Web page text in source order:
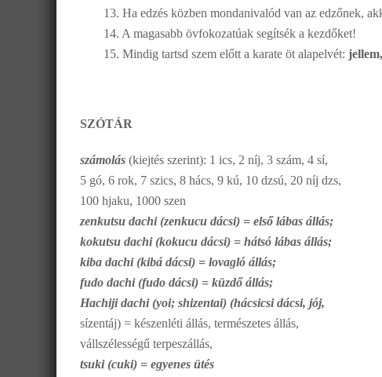
13. Ha edzés közben mondanivalód van az edzőnek,
14. A magasabb övfokozatúak segítsék a kezdőket!
15. Mindig tartsd szem előtt a karate öt alapelvét:
SZÓTÁR
számolás (kiejtés szerint): 1 ics, 2 níj, 3 szám, 4 sí,
5 gó, 6 rok, 7 szics, 8 hács, 9 kú, 10 dzsú, 20 níj dzs,
100 hjaku, 1000 szen
zenkutsu dachi (zenkucu dácsi) = első lábas állás;
kokutsu dachi (kokucu dácsi) = hátsó lábas állás;
kiba dachi (kibá dácsi) = lovagló állás;
fudo dachi (fudo dácsi) = küzdő állás;
Hachiji dachi (yoi; shizentai) (hácsicsi dácsi, jój,
sízentáj) = készenléti állás, természetes állás,
vállszélességű terpeszállás,
tsuki (cuki) = egyenes ütés